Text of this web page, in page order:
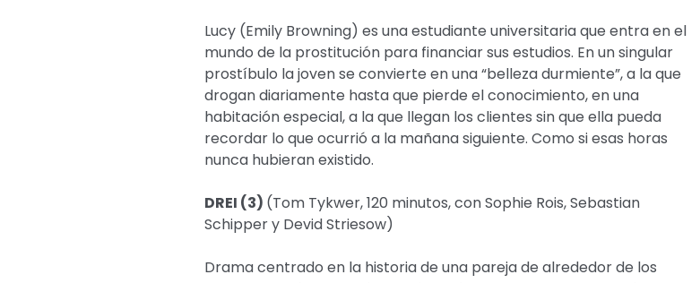
Lucy (Emily Browning) es una estudiante universitaria que entra en el
mundo de la prostitución para financiar sus estudios. En un singular
prostíbulo la joven se convierte en una “belleza durmiente”, a la que
drogan diariamente hasta que pierde el conocimiento, en una
habitación especial, a la que llegan los clientes sin que ella pueda
recordar lo que ocurrió a la mañana siguiente. Como si esas horas
nunca hubieran existido.
DREI (3) (Tom Tykwer, 120 minutos, con Sophie Rois, Sebastian
Schipper y Devid Striesow)
Drama centrado en la historia de una pareja de alrededor de los